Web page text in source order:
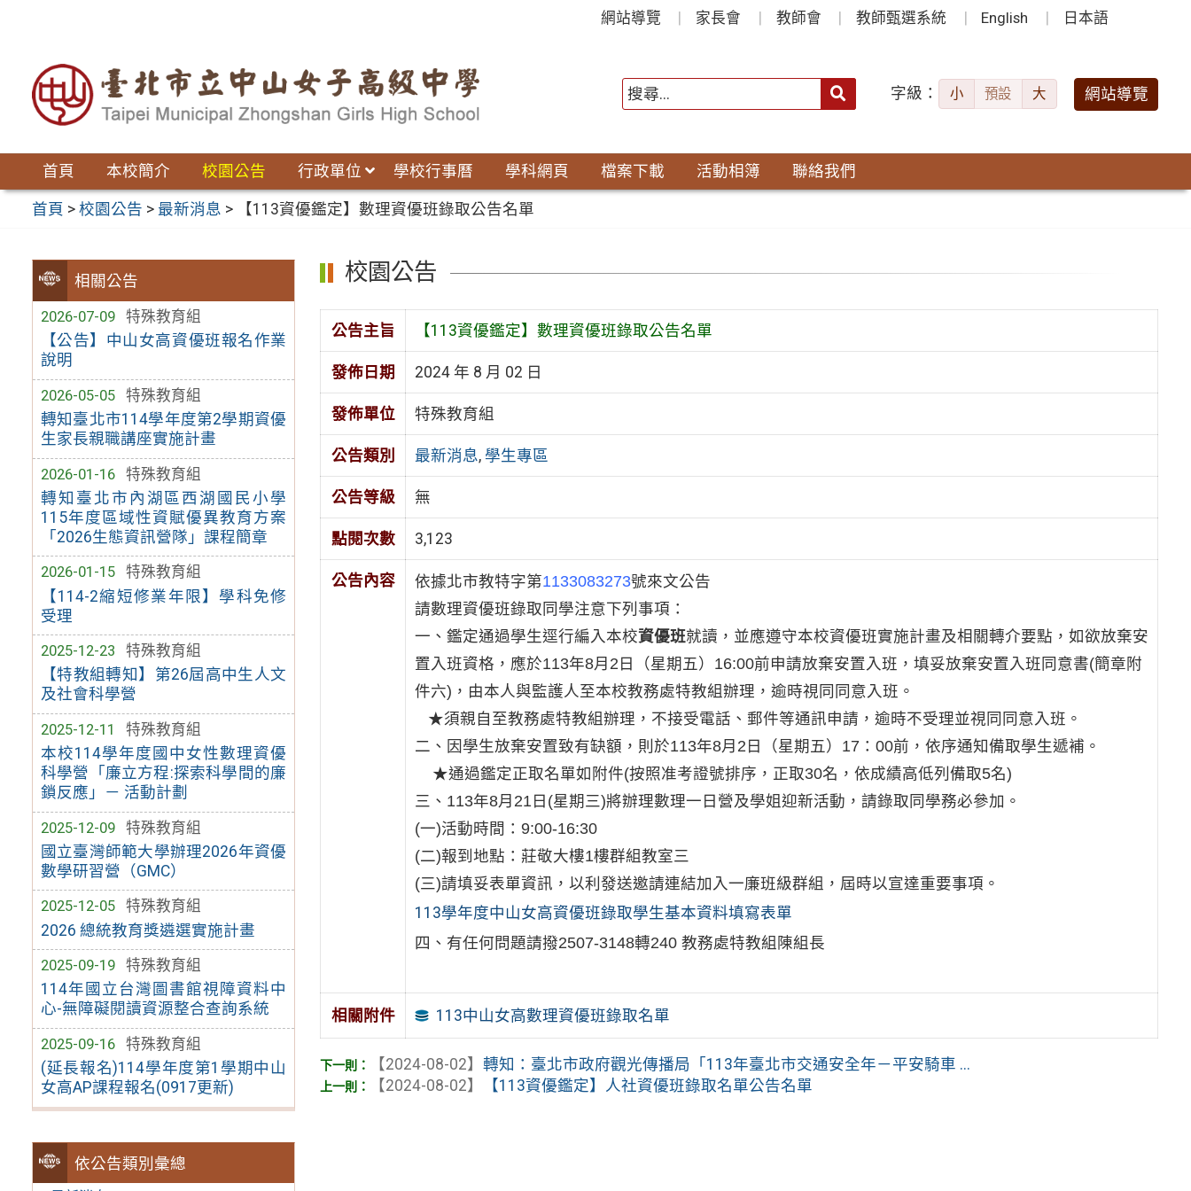
網站導覽 家長會 教師會 教師甄選系統 English 日本語
字級： 小 預設 大 網站導覽
首頁 本校簡介 校園公告 行政單位 學校行事曆 學科網頁 檔案下載 活動相簿 聯絡我們
首頁 >校園公告 > 最新消息 > 【113資優鑑定】數理資優班錄取公告名單
相關公告
2026-07-09
特殊教育組
【公告】中山女高資優班報名作業
說明
2026-05-05
特殊教育組
轉知臺北市114學年度第2學期資優
生家長親職講座實施計畫
2026-01-16
特殊教育組
轉知臺北市內湖區西湖國民小學
115年度區域性資賦優異教育方案
「2026生態資訊營隊」課程簡章
2026-01-15
特殊教育組
【114-2縮短修業年限】學科免修
受理
2025-12-23
特殊教育組
【特教組轉知】第26屆高中生人文
及社會科學營
2025-12-11
特殊教育組
本校114學年度國中女性數理資優
科學營「廉立方程:探索科學間的廉
鎖反應」－ 活動計劃
2025-12-09
特殊教育組
國立臺灣師範大學辦理2026年資優
數學研習營（GMC）
2025-12-05
特殊教育組
2026 總統教育獎遴選實施計畫
2025-09-19
特殊教育組
114年國立台灣圖書館視障資料中
心-無障礙閱讀資源整合查詢系統
2025-09-16
特殊教育組
(延長報名)114學年度第1學期中山
女高AP課程報名(0917更新)
依公告類別彙總
校園公告
公告主旨 【113資優鑑定】數理資優班錄取公告名單
發佈日期 2024 年 8 月 02 日
發佈單位 特殊教育組
公告類別 最新消息, 學生專區
公告等級 無
點閱次數 3,123
公告內容 依據北市教特字第1133083273號來文公告
請數理資優班錄取同學注意下列事項：
一、鑑定通過學生逕行編入本校資優班就讀，並應遵守本校資優班實施計畫及相關轉介要點，如欲放棄安
置入班資格，應於113年8月2日（星期五）16:00前申請放棄安置入班，填妥放棄安置入班同意書(簡章附
件六)，由本人與監護人至本校教務處特教組辦理，逾時視同同意入班。
★須親自至教務處特教組辦理，不接受電話、郵件等通訊申請，逾時不受理並視同同意入班。
二、因學生放棄安置致有缺額，則於113年8月2日（星期五）17：00前，依序通知備取學生遞補。
★通過鑑定正取名單如附件(按照准考證號排序，正取30名，依成績高低列備取5名)
三、113年8月21日(星期三)將辦理數理一日營及學姐迎新活動，請錄取同學務必參加。
(一)活動時間：9:00-16:30
(二)報到地點：莊敬大樓1樓群組教室三
(三)請填妥表單資訊，以利發送邀請連結加入一廉班級群組，屆時以宣達重要事項。
113學年度中山女高資優班錄取學生基本資料填寫表單
四、有任何問題請撥2507-3148轉240 教務處特教組陳組長
相關附件 113中山女高數理資優班錄取名單
【2024-08-02】轉知：臺北市政府觀光傳播局「113年臺北市交通安全年－平安騎車 ...
【2024-08-02】
【113資優鑑定】人社資優班錄取名單公告名單